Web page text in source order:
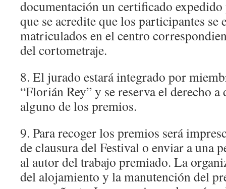
documentación un certificado
que se acredite que los participantes se
matriculados en el centro
del cortometraje.
8. El jurado estará integrado por
“Florián Rey” y se reserva el derecho
alguno de los premios.
9. Para recoger los premios será
de clausura del Festival o enviar a una
al autor del trabajo premiado. La
del alojamiento y la manutención del